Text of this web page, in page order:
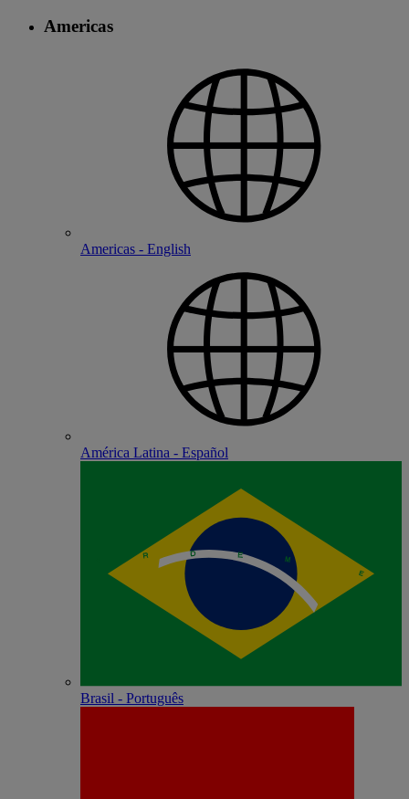
Americas
Americas - English
América Latina - Español
Brasil - Português